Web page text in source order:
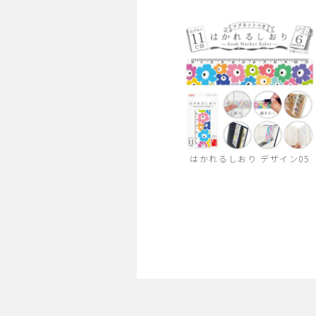
はかれるしおり デザイン05